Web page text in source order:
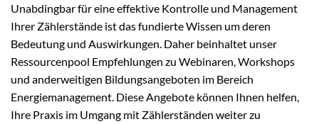
Unabdingbar für eine effektive Kontrolle und Management
Ihrer Zählerstände ist das fundierte Wissen um deren
Bedeutung und Auswirkungen. Daher beinhaltet unser
Ressourcenpool Empfehlungen zu Webinaren, Workshops
und anderweitigen Bildungsangeboten im Bereich
Energiemanagement. Diese Angebote können Ihnen helfen,
Ihre Praxis im Umgang mit Zählerständen weiter zu